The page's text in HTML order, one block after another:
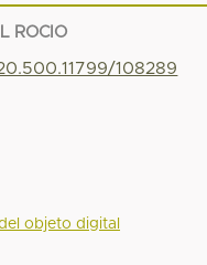
ROCIO
108289
objeto digital